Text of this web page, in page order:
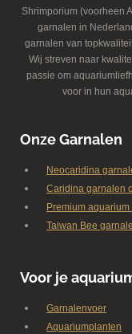
Shrimporium (voorheen
garnalen in
garnalen van
Wij streven naar
passie om
voor in hun
Onze Garnalen
Neocaridina
Caridina garnalen
Premium
Taiwan Bee
Voor je
Garnalenvoer
Aquariumplanten